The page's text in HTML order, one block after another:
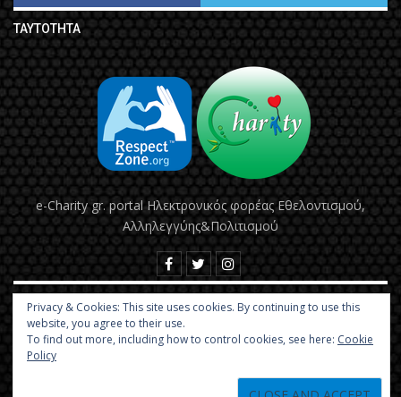
ΤΑΥΤΌΤΗΤΑ
e-Charity gr. portal Hλεκτρονικός φορέας Εθελοντισμού,
Αλληλεγγύης&Πολιτισμού
ΠΡΌΣΦΑΤΑ
#Tech | To Πανεπιστήμιο Δυτικής Αττικής είναι
Privacy & Cookies: This site uses cookies. By continuing to use this
website, you agree to their use.
To find out more, including how to control cookies, see here: Cookie
Policy